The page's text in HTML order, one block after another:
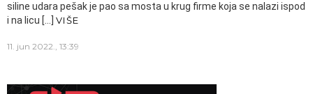
siline udara pešak je pao sa mosta u krug firme koja se nalazi ispod
i na licu […] VIŠE
11. jun 2022., 13:39